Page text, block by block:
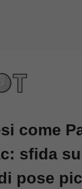
come
sfida
pose